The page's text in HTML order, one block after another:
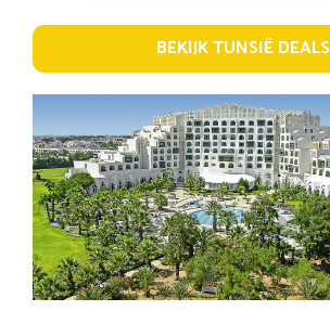
BEKIJK TUNSIË DEALS